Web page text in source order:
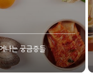
나는 궁금증들